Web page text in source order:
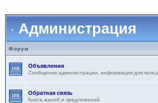
Администрация
Форум
Объявления
Сообщения администрации, информация для
Обратная связь
Книга жалоб и предложений